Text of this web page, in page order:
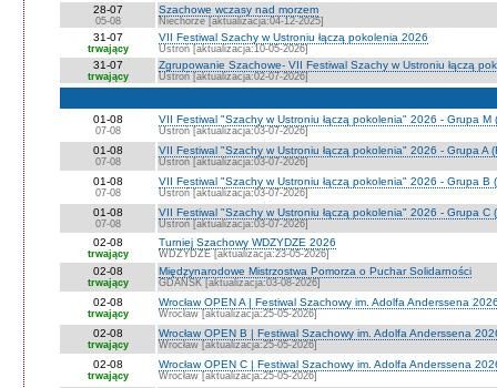
28-07
05-08
Szachowe wczasy nad morzem
Niechorze [aktualizacja:04-12-2025]
31-07
trwający
VII Festiwal Szachy w Ustroniu łączą pokolenia 2026
Ustroń [aktualizacja:10-05-2026]
31-07
trwający
Zgrupowanie Szachowe- VII Festiwal Szachy w Ustroniu łączą
Ustroń [aktualizacja:02-07-2026]
01-08
07-08
VII Festiwal "Szachy w Ustroniu łączą pokolenia" 2026 - Grupa M
Ustroń [aktualizacja:03-07-2026]
01-08
07-08
VII Festiwal "Szachy w Ustroniu łączą pokolenia" 2026 - Grupa A
Ustroń [aktualizacja:03-07-2026]
01-08
07-08
VII Festiwal "Szachy w Ustroniu łączą pokolenia" 2026 - Grupa B
Ustroń [aktualizacja:03-07-2026]
01-08
07-08
VII Festiwal "Szachy w Ustroniu łączą pokolenia" 2026 - Grupa C
Ustroń [aktualizacja:03-07-2026]
02-08
trwający
Turniej Szachowy WDZYDZE 2026
WDZYDZE [aktualizacja:23-05-2026]
02-08
trwający
Międzynarodowe Mistrzostwa Pomorza o Puchar Solidarności
GDAŃSK [aktualizacja:03-08-2026]
02-08
trwający
Wrocław OPEN A | Festiwal Szachowy im. Adolfa Anderssena
Wrocław [aktualizacja:25-05-2026]
02-08
trwający
Wrocław OPEN B | Festiwal Szachowy im. Adolfa Anderssena
Wrocław [aktualizacja:25-05-2026]
02-08
trwający
Wrocław OPEN C | Festiwal Szachowy im. Adolfa Anderssena
Wrocław [aktualizacja:25-05-2026]